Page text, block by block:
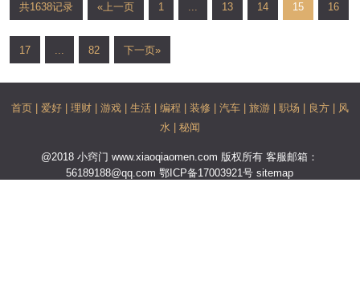
共1638记录 «上一页 1 ... 13 14 15 16
17 ... 82 下一页»
首页 爱好 理财 游戏 生活 编程 装修 汽车 旅游 职场 良方
风
水
秘闻
@2018 小窍门 www.xiaoqiaomen.com 版权所有 客服邮箱：
56189188@qq.com鄂ICP备17003921号sitemap